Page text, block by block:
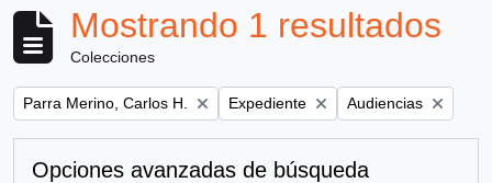
Mostrando 1 resultados
Colecciones
Remove filter:
Parra Merino, Carlos H. Remove filter:
Expediente Remove filter:
Audiencias
Opciones avanzadas de búsqueda